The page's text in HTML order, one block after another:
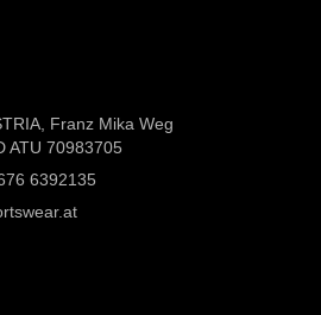
Franz Mika Weg
ATU 70983705
6392135